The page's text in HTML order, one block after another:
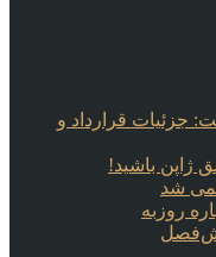
جزئیات قرارداد و
ژاپن باشید!
شد
روزبه